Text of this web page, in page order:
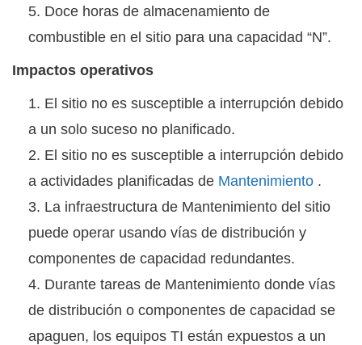
Doce horas de almacenamiento de
combustible en el sitio para una capacidad “N”.
Impactos operativos
El sitio no es susceptible a interrupción debido
a un solo suceso no planificado.
El sitio no es susceptible a interrupción debido
a actividades planificadas de Mantenimiento .
La infraestructura de Mantenimiento del sitio
puede operar usando vías de distribución y
componentes de capacidad redundantes.
Durante tareas de Mantenimiento donde vías
de distribución o componentes de capacidad se
apaguen, los equipos TI están expuestos a un